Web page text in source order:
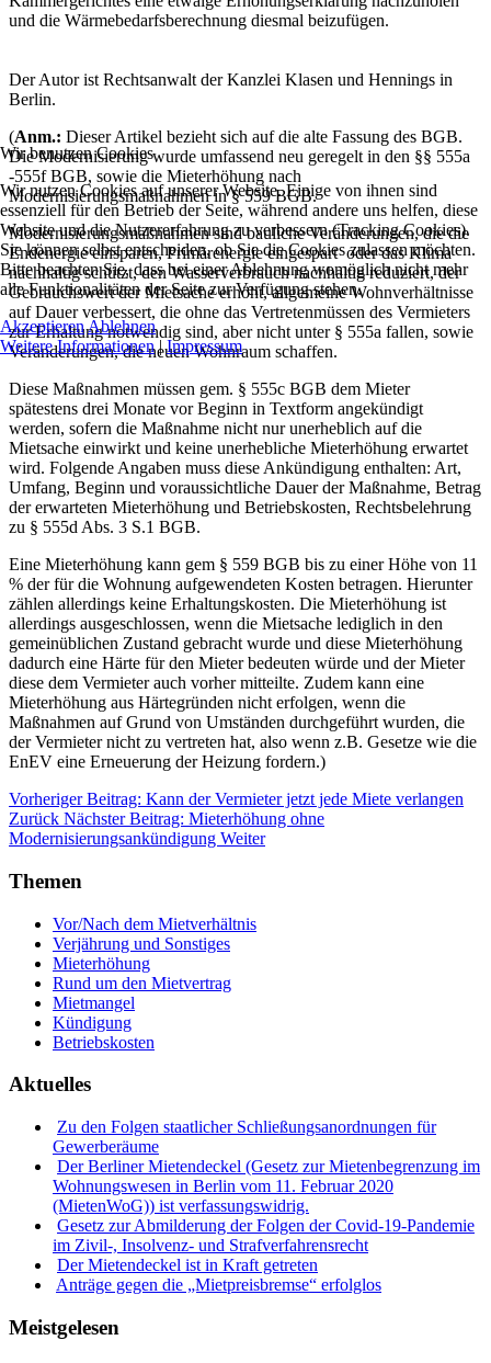
und die Wärmebedarfsberechnung diesmal beizufügen.
Der Autor ist Rechtsanwalt der Kanzlei Klasen und Hennings in
Berlin.
(Anm.: Dieser Artikel bezieht sich auf die alte Fassung des BGB.
Die Modernisierung wurde umfassend neu geregelt in den §§ 555a
-555f BGB, sowie die Mieterhöhung nach
Modernisierungsmaßnahmen in § 559 BGB.
Modernisierungsmaßnahmen sind bauliche Veränderungen, die die
Endenergie einsparen, Primärenergie eingespart oder das Klima
nachhaltig schützt, den Wasserverbrauch nachhaltig reduziert, der
Gebrauchswert der Mietsache erhöht, allgemeine Wohnverhältnisse
auf Dauer verbessert, die ohne das Vertretenmüssen des Vermieters
zur Erhaltung notwendig sind, aber nicht unter § 555a fallen, sowie
Veränderungen, die neuen Wohnraum schaffen.
Diese Maßnahmen müssen gem. § 555c BGB dem Mieter
spätestens drei Monate vor Beginn in Textform angekündigt
werden, sofern die Maßnahme nicht nur unerheblich auf die
Mietsache einwirkt und keine unerhebliche Mieterhöhung erwartet
wird. Folgende Angaben muss diese Ankündigung enthalten: Art,
Umfang, Beginn und voraussichtliche Dauer der Maßnahme, Betrag
der erwarteten Mieterhöhung und Betriebskosten, Rechtsbelehrung
zu § 555d Abs. 3 S.1 BGB.
Eine Mieterhöhung kann gem § 559 BGB bis zu einer Höhe von 11
% der für die Wohnung aufgewendeten Kosten betragen. Hierunter
zählen allerdings keine Erhaltungskosten. Die Mieterhöhung ist
allerdings ausgeschlossen, wenn die Mietsache lediglich in den
gemeinüblichen Zustand gebracht wurde und diese Mieterhöhung
dadurch eine Härte für den Mieter bedeuten würde und der Mieter
diese dem Vermieter auch vorher mitteilte. Zudem kann eine
Mieterhöhung aus Härtegründen nicht erfolgen, wenn die
Maßnahmen auf Grund von Umständen durchgeführt wurden, die
der Vermieter nicht zu vertreten hat, also wenn z.B. Gesetze wie die
EnEV eine Erneuerung der Heizung fordern.)
Vorheriger Beitrag: Kann der Vermieter jetzt jede Miete verlangen
Zurück Nächster Beitrag: Mieterhöhung ohne
Modernisierungsankündigung Weiter
Themen
Vor/Nach dem Mietverhältnis
Verjährung und Sonstiges
Mieterhöhung
Rund um den Mietvertrag
Mietmangel
Kündigung
Betriebskosten
Aktuelles
Zu den Folgen staatlicher Schließungsanordnungen für
Gewerberäume
Der Berliner Mietendeckel (Gesetz zur Mietenbegrenzung im
Wohnungswesen in Berlin vom 11. Februar 2020
(MietenWoG)) ist verfassungswidrig.
Gesetz zur Abmilderung der Folgen der Covid-19-Pandemie
im Zivil-, Insolvenz- und Strafverfahrensrecht
Der Mietendeckel ist in Kraft getreten
Anträge gegen die „Mietpreisbremse“ erfolglos
Meistgelesen
Wir benutzen Cookies
Wir nutzen Cookies auf unserer Website. Einige von ihnen sind
essenziell für den Betrieb der Seite, während andere uns helfen, diese
Website und die Nutzererfahrung zu verbessern (Tracking Cookies).
Sie können selbst entscheiden, ob Sie die Cookies zulassen möchten.
Bitte beachten Sie, dass bei einer Ablehnung womöglich nicht mehr
alle Funktionalitäten der Seite zur Verfügung stehen.
AkzeptierenAblehnen
Weitere Informationen|Impressum